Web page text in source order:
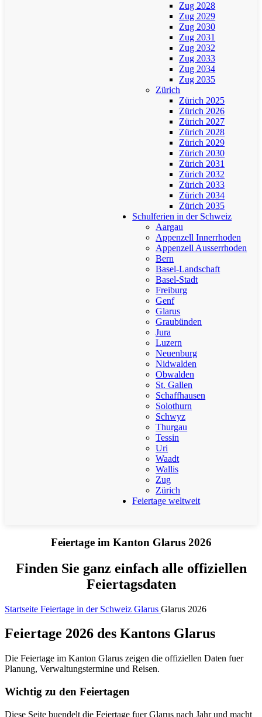
Zug 2028
Zug 2029
Zug 2030
Zug 2031
Zug 2032
Zug 2033
Zug 2034
Zug 2035
Zürich
Zürich 2025
Zürich 2026
Zürich 2027
Zürich 2028
Zürich 2029
Zürich 2030
Zürich 2031
Zürich 2032
Zürich 2033
Zürich 2034
Zürich 2035
Schulferien in der Schweiz
Aargau
Appenzell Innerrhoden
Appenzell Ausserrhoden
Bern
Basel-Landschaft
Basel-Stadt
Freiburg
Genf
Glarus
Graubünden
Jura
Luzern
Neuenburg
Nidwalden
Obwalden
St. Gallen
Schaffhausen
Solothurn
Schwyz
Thurgau
Tessin
Uri
Waadt
Wallis
Zug
Zürich
Feiertage weltweit
Feiertage im Kanton Glarus 2026
Finden Sie ganz einfach alle offiziellen
Feiertagsdaten
Startseite Feiertage in der Schweiz Glarus Glarus 2026
Feiertage 2026 des Kantons Glarus
Die Feiertage im Kanton Glarus zeigen die offiziellen Daten fuer
Planung, Verwaltungstermine und Reisen.
Wichtig zu den Feiertagen
Diese Seite buendelt die Feiertage fuer Glarus nach Jahr und macht